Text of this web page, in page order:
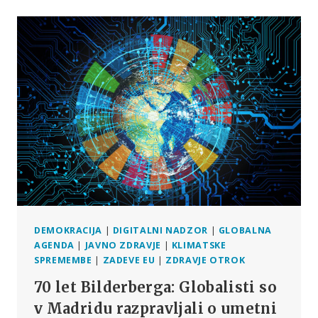
WEF
IN
ZN
OZNAČILI
ZA
TERORISTIČNI
ORGANIZACIJI
DEMOKRACIJA | DIGITALNI NADZOR | GLOBALNA
AGENDA | JAVNO ZDRAVJE | KLIMATSKE
SPREMEMBE | ZADEVE EU | ZDRAVJE OTROK
70 let Bilderberga: Globalisti so
v Madridu razpravljali o umetni